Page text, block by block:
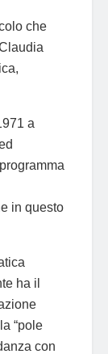
che
a
in questo
ha il
“pole
con